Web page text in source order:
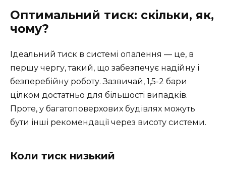
Оптимальний тиск: скільки, як,
чому?
Ідеальний тиск в системі опалення — це, в
першу чергу, такий, що забезпечує надійну і
безперебійну роботу. Зазвичай, 1,5-2 бари
цілком достатньо для більшості випадків.
Проте, у багатоповерхових будівлях можуть
бути інші рекомендації через висоту системи.
Коли тиск низький